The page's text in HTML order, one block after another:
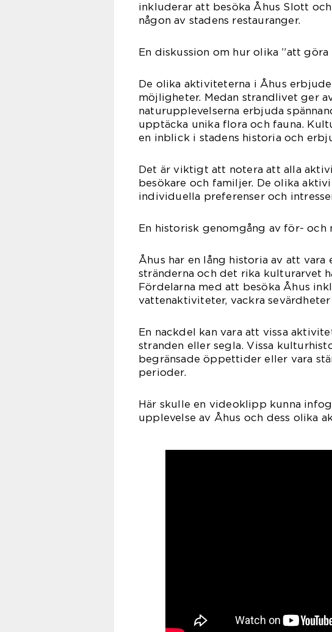
inkluderar att besöka Åhus Slott
någon av stadens restauranger.
En diskussion om hur olika ”att
De olika aktiviteterna i Åhus
möjligheter. Medan strandlivet ger
naturupplevelserna erbjuda
upptäcka unika flora och fauna.
en inblick i stadens historia och
Det är viktigt att notera att alla
besökare och familjer. De olika
individuella preferenser och
En historisk genomgång av för- och
Åhus har en lång historia av att
stränderna och det rika kulturarvet
Fördelarna med att besöka Åhus
vattenaktiviteter, vackra
En nackdel kan vara att vissa
stranden eller segla. Vissa
begränsade öppettider eller vara
perioder.
Här skulle en videoklipp kunna
upplevelse av Åhus och dess olika